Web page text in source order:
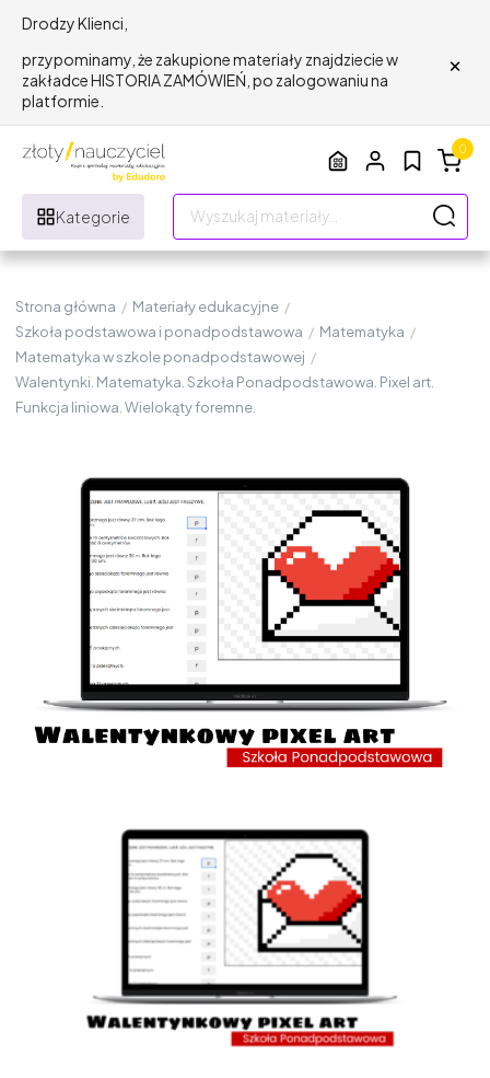
Drodzy Klienci,
przypominamy, że zakupione materiały znajdziecie w
zakładce HISTORIA ZAMÓWIEŃ, po zalogowaniu na
platformie.
×
Kategorie
0
Strona główna / Materiały edukacyjne /
Szkoła podstawowa i ponadpodstawowa / Matematyka /
Matematyka w szkole ponadpodstawowej /
Walentynki. Matematyka. Szkoła Ponadpodstawowa. Pixel art.
Funkcja liniowa. Wielokąty foremne.